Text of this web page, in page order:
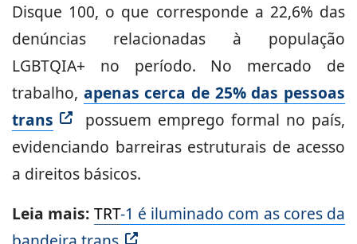
Disque 100, o que corresponde a 22,6% das
denúncias relacionadas à população
LGBTQIA+ no período. No mercado de
trabalho, apenas cerca de 25% das pessoas
trans
possuem emprego formal no país,
evidenciando barreiras estruturais de acesso
a direitos básicos.
Leia mais: TRT-1 é iluminado com as cores da